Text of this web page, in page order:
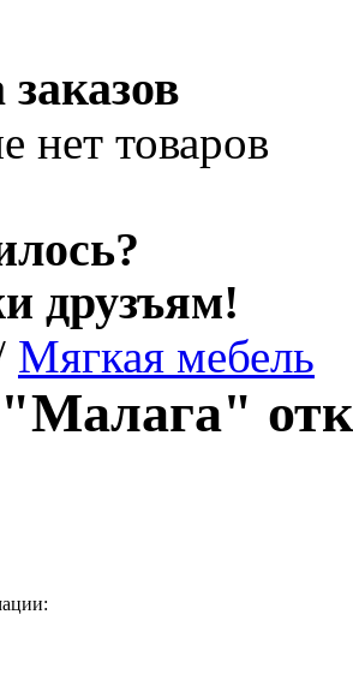
нет товаров
друзъям!
Мягкая мебель